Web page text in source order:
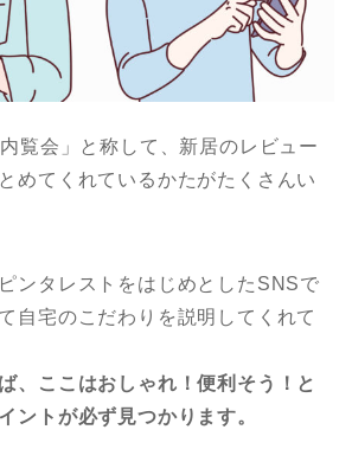
覧会」と称して、新居のレビュー
めてくれているかたがたくさんい
ンタレストをはじめとしたSNSで
自宅のこだわりを説明してくれて
、ここはおしゃれ！便利そう！と
ントが必ず見つかります。